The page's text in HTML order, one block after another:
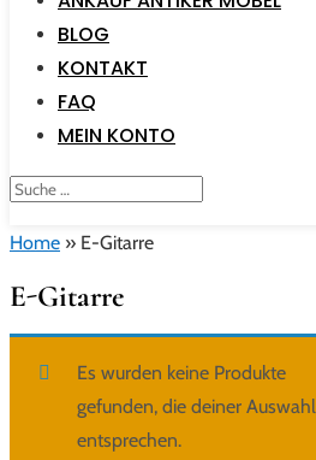
BLOG
KONTAKT
FAQ
MEIN KONTO
Home » E-Gitarre
E-Gitarre
Es wurden keine Produkte
gefunden, die deiner Auswahl
entsprechen.